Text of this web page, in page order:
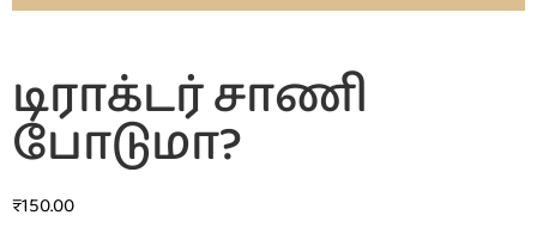
டிராக்டர் சாணி
போடுமா?
₹150.00